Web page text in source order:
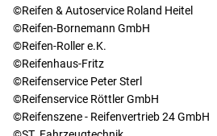
©Reifen & Autoservice Roland Heitel
©Reifen-Bornemann GmbH
©Reifen-Roller e.K.
©Reifenhaus-Fritz
©Reifenservice Peter Sterl
©Reifenservice Röttler GmbH
©Reifenszene - Reifenvertrieb 24 GmbH